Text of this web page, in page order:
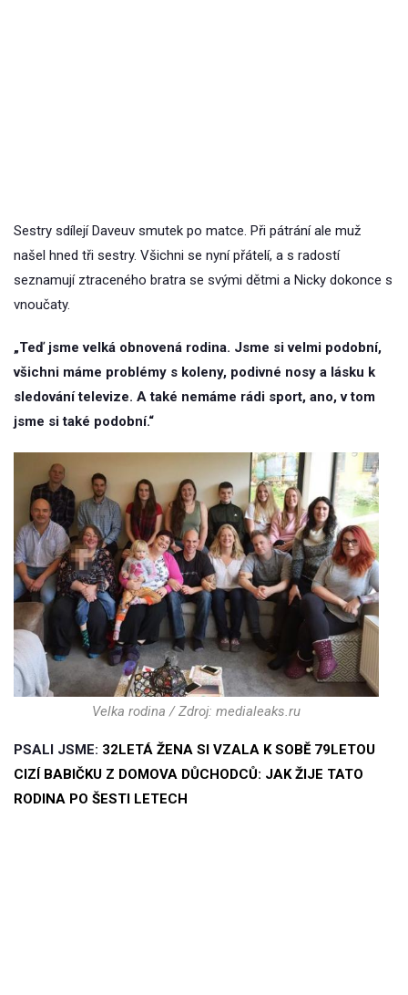
Sestry sdílejí Daveuv smutek po matce. Při pátrání ale muž
našel hned tři sestry. Všichni se nyní přátelí, a s radostí
seznamují ztraceného bratra se svými dětmi a Nicky dokonce s
vnoučaty.
„Teď jsme velká obnovená rodina. Jsme si velmi podobní,
všichni máme problémy s koleny, podivné nosy a lásku k
sledování televize. A také nemáme rádi sport, ano, v tom
jsme si také podobní.“
Velka rodina / Zdroj: medialeaks.ru
PSALI JSME: 32LETÁ ŽENA SI VZALA K SOBĚ 79LETOU
CIZÍ BABIČKU Z DOMOVA DŮCHODCŮ: JAK ŽIJE TATO
RODINA PO ŠESTI LETECH